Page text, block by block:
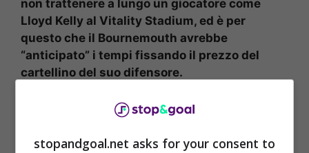
non trattenere a lungo un giocatore come
Lloyd Kelly al Vitality Stadium, ed è per
questo che il Bournemouth avrebbe
“anticipato” i tempi fissando il prezzo del
cartellino del suo difensore.
Al momento, comunque, nessuna conferma è
Transfermarkt potrebbero servire “solo” 18
stopandgoal.net asks for your consent to